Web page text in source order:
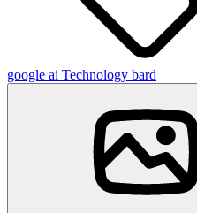
google ai Technology bard